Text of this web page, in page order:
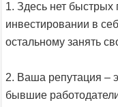
1. Здесь нет быстрых
инвестировании в
остальному занять
2. Ваша репутация –
бывшие